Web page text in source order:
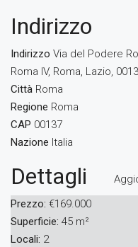
Indirizzo
Indirizzo Via del Podere
Roma IV, Roma, Lazio,
Città Roma
Regione Roma
CAP 00137
Nazione Italia
Dettagli
Prezzo: €169.000
Superficie: 45 m²
Locali: 2